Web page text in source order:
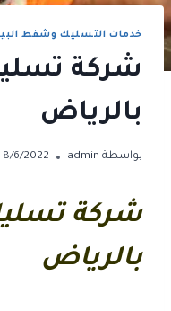
خدمات التسليك وشفط
شركة
بالرياض
بواسطة admin
8/6/2022
شركة
بالرياض